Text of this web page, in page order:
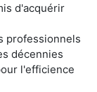
d'acquérir
professionnels
décennies
l'efficience